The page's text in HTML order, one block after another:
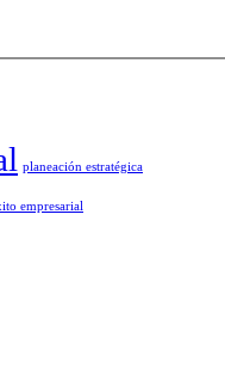
planeación estratégica
empresarial